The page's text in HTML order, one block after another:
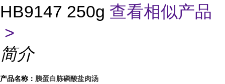
HB9147 250g 查看相似产品
>
简介
产品名称： 胰蛋白胨磷酸盐肉汤